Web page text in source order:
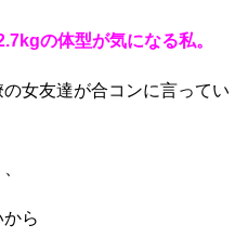
の体型が気になる私。
女友達が合コンに言ってい
ら